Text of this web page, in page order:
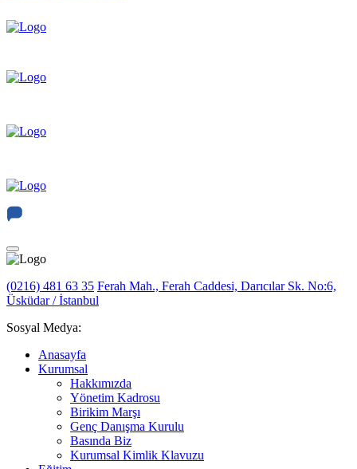
(0216) 481 63 35 Ferah Mah., Ferah Caddesi, Darıcılar Sk. No:6,
Üsküdar / İstanbul
Sosyal Medya:
Anasayfa
Kurumsal
Hakkımızda
Yönetim Kadrosu
Birikim Marşı
Genç Danışma Kurulu
Basında Biz
Kurumsal Kimlik Klavuzu